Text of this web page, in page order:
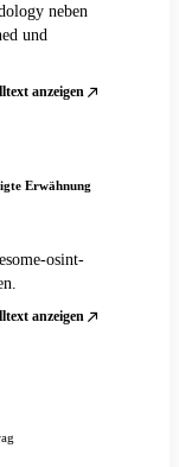
neben
und
anzeigen
Erwähnung
osint-
anzeigen